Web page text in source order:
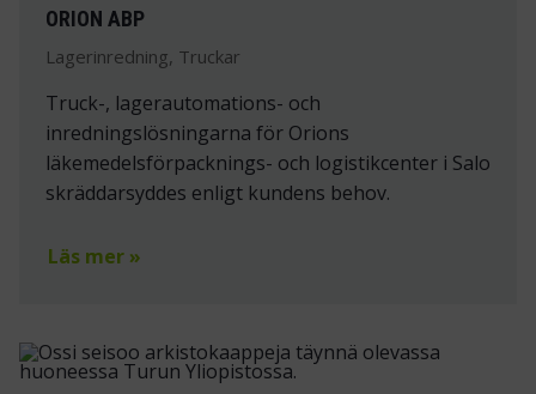
ORION ABP
Lagerinredning, Truckar
Truck-, lagerautomations- och
inredningslösningarna för Orions
läkemedelsförpacknings- och logistikcenter i Salo
skräddarsyddes enligt kundens behov.
Läs mer »